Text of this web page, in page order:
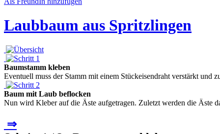
Laubbaum aus Spritzlingen
Baumstamm kleben
Eventuell muss der Stamm mit einem Stückeisendraht verstärkt und
Baum mit Laub beflocken
Nun wird Kleber auf die Äste aufgetragen. Zuletzt werden die Äste
⇒